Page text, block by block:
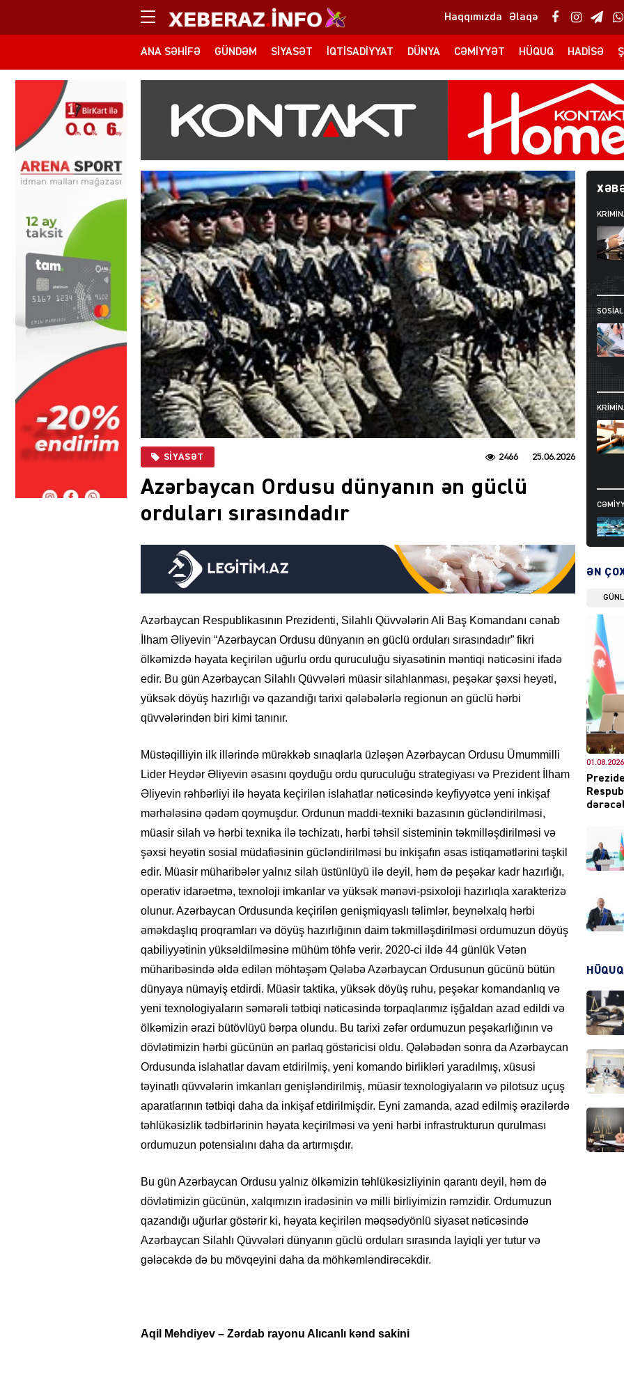
Haqqımızda Əlaqə
ANA SƏHIFƏ GÜNDƏM SIYASƏT İQTISADIYYAT DÜNYA CƏMIYYƏT HÜQUQ HADISƏ
SIYASƏT 25.06.2026
2466
Azərbaycan Ordusu dünyanın ən güclü
orduları sırasındadır
Azərbaycan Respublikasının Prezidenti, Silahlı Qüvvələrin Ali Baş Komandanı cənab
İlham Əliyevin “Azərbaycan Ordusu dünyanın ən güclü orduları sırasındadır” fikri
ölkəmizdə həyata keçirilən uğurlu ordu quruculuğu siyasətinin məntiqi nəticəsini ifadə
edir. Bu gün Azərbaycan Silahlı Qüvvələri müasir silahlanması, peşəkar şəxsi heyəti,
yüksək döyüş hazırlığı və qazandığı tarixi qələbələrlə regionun ən güclü hərbi
qüvvələrindən biri kimi tanınır.
Müstəqilliyin ilk illərində mürəkkəb sınaqlarla üzləşən Azərbaycan Ordusu Ümummilli
Lider Heydər Əliyevin əsasını qoyduğu ordu quruculuğu strategiyası və Prezident İlham
Əliyevin rəhbərliyi ilə həyata keçirilən islahatlar nəticəsində keyfiyyətcə yeni inkişaf
mərhələsinə qədəm qoymuşdur. Ordunun maddi-texniki bazasının gücləndirilməsi,
müasir silah və hərbi texnika ilə təchizatı, hərbi təhsil sisteminin təkmilləşdirilməsi və
şəxsi heyətin sosial müdafiəsinin gücləndirilməsi bu inkişafın əsas istiqamətlərini təşkil
edir. Müasir müharibələr yalnız silah üstünlüyü ilə deyil, həm də peşəkar kadr hazırlığı,
operativ idarəetmə, texnoloji imkanlar və yüksək mənəvi-psixoloji hazırlıqla xarakterizə
olunur. Azərbaycan Ordusunda keçirilən genişmiqyaslı təlimlər, beynəlxalq hərbi
əməkdaşlıq proqramları və döyüş hazırlığının daim təkmilləşdirilməsi ordumuzun döyüş
qabiliyyətinin yüksəldilməsinə mühüm töhfə verir. 2020-ci ildə 44 günlük Vətən
müharibəsində əldə edilən möhtəşəm Qələbə Azərbaycan Ordusunun gücünü bütün
dünyaya nümayiş etdirdi. Müasir taktika, yüksək döyüş ruhu, peşəkar komandanlıq və
yeni texnologiyaların səmərəli tətbiqi nəticəsində torpaqlarımız işğaldan azad edildi və
ölkəmizin ərazi bütövlüyü bərpa olundu. Bu tarixi zəfər ordumuzun peşəkarlığının və
dövlətimizin hərbi gücünün ən parlaq göstəricisi oldu. Qələbədən sonra da Azərbaycan
Ordusunda islahatlar davam etdirilmiş, yeni komando birlikləri yaradılmış, xüsusi
təyinatlı qüvvələrin imkanları genişləndirilmiş, müasir texnologiyaların və pilotsuz uçuş
aparatlarının tətbiqi daha da inkişaf etdirilmişdir. Eyni zamanda, azad edilmiş ərazilərdə
təhlükəsizlik tədbirlərinin həyata keçirilməsi və yeni hərbi infrastrukturun qurulması
ordumuzun potensialını daha da artırmışdır.
Bu gün Azərbaycan Ordusu yalnız ölkəmizin təhlükəsizliyinin qarantı deyil, həm də
dövlətimizin gücünün, xalqımızın iradəsinin və milli birliyimizin rəmzidir. Ordumuzun
qazandığı uğurlar göstərir ki, həyata keçirilən məqsədyönlü siyasət nəticəsində
Azərbaycan Silahlı Qüvvələri dünyanın güclü orduları sırasında layiqli yer tutur və
gələcəkdə də bu mövqeyini daha da möhkəmləndirəcəkdir.
Aqil Mehdiyev – Zərdab rayonu Alıcanlı kənd sakini
SOSIAL
DÜNYA
ŞOU-
ƏN
01.08.2026
HÜQUQ